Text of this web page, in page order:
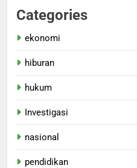
Categories
ekonomi
hiburan
hukum
Investigasi
nasional
pendidikan